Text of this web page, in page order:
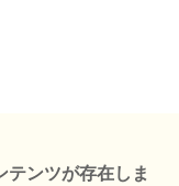
テンツが存在しま